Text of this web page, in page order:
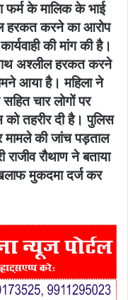
फर्म के मालिक के भाई
हरकत करने का आरोप
की मांग की है।
अश्लील हरकत करने
आया है। महिला ने
चार लोगों पर
तहरीर दी है। पुलिस
मामले की जांच पड़ताल
रौथाण ने बताया
मुकदमा दर्ज कर